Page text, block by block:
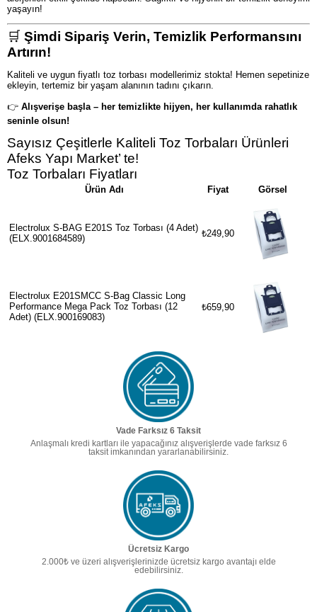
yaşayın!
🛒 Şimdi Sipariş Verin, Temizlik Performansını
Artırın!
Kaliteli ve uygun fiyatlı toz torbası modellerimiz stokta! Hemen sepetinize
ekleyin, tertemiz bir yaşam alanının tadını çıkarın.
👉 Alışverişe başla – her temizlikte hijyen, her kullanımda rahatlık
seninle olsun!
Sayısız Çeşitlerle Kaliteli Toz Torbaları Ürünleri
Afeks Yapı Market’ te!
Toz Torbaları Fiyatları
Ürün Adı Fiyat Görsel
Electrolux S-BAG E201S Toz Torbası (4 Adet)
(ELX.9001684589)
₺249,90
Electrolux E201SMCC S-Bag Classic Long
Performance Mega Pack Toz Torbası (12
Adet) (ELX.900169083)
₺659,90
Vade Farksız 6 Taksit
Anlaşmalı kredi kartları ile yapacağınız alışverişlerde vade farksız 6
taksit imkanından yararlanabilirsiniz.
Ücretsiz Kargo
2.000₺ ve üzeri alışverişlerinizde ücretsiz kargo avantajı elde
edebilirsiniz.